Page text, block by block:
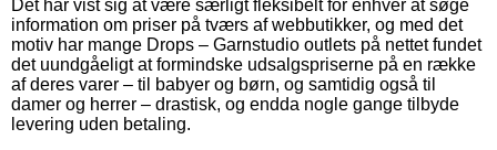
Det har vist sig at være særligt fleksibelt for enhver at søge
information om priser på tværs af webbutikker, og med det
motiv har mange Drops – Garnstudio outlets på nettet fundet
det uundgåeligt at formindske udsalgspriserne på en række
af deres varer – til babyer og børn, og samtidig også til
damer og herrer – drastisk, og endda nogle gange tilbyde
levering uden betaling.